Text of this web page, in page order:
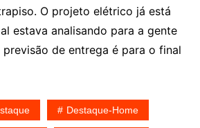
O projeto elétrico já está
estava analisando para a gente
de entrega é para o final
Destaque-Home